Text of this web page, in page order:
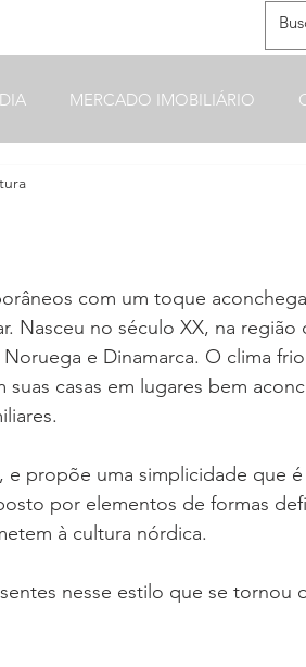
MERCADO IMOBILIÁRIO
com um toque
Nasceu no século XX, na região
e Dinamarca. O clima
suas casas em lugares bem
propõe uma simplicidade que
por elementos de formas
à cultura nórdica.
nesse estilo que se tornou